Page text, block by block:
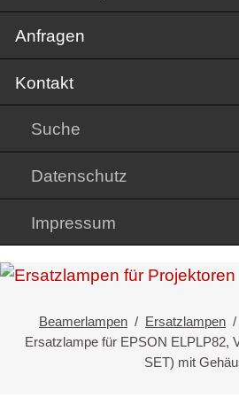
Anfragen
Kontakt
Suche
Datenschutz
Impressum
Beamerlampen Ersatzlampen
Ersatzlampe für EPSON ELPLP82,
SET) mit